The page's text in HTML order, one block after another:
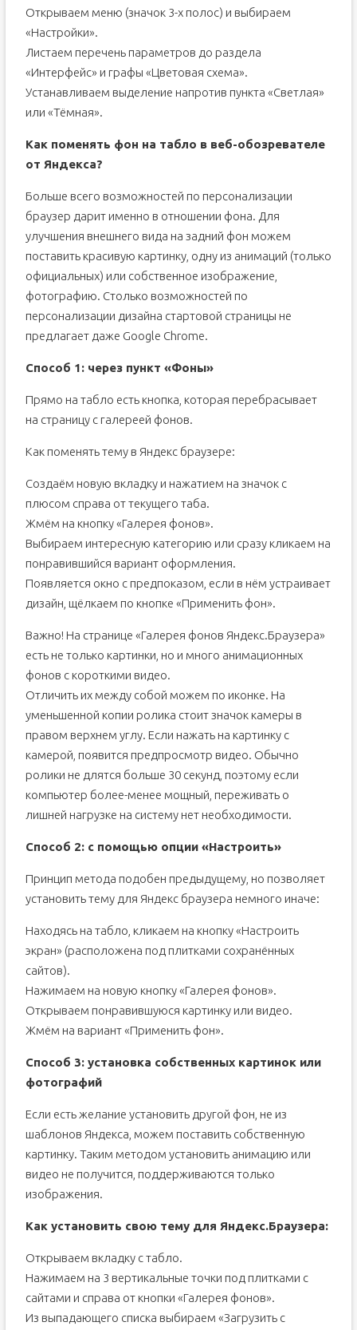
Открываем меню (значок 3-х полос) и выбираем
«Настройки».
Листаем перечень параметров до раздела
«Интерфейс» и графы «Цветовая схема».
Устанавливаем выделение напротив пункта «Светлая»
или «Тёмная».
Как поменять фон на табло в веб-обозревателе
от Яндекса?
Больше всего возможностей по персонализации
браузер дарит именно в отношении фона. Для
улучшения внешнего вида на задний фон можем
поставить красивую картинку, одну из анимаций (только
официальных) или собственное изображение,
фотографию. Столько возможностей по
персонализации дизайна стартовой страницы не
предлагает даже Google Chrome.
Способ 1: через пункт «Фоны»
Прямо на табло есть кнопка, которая перебрасывает
на страницу с галереей фонов.
Как поменять тему в Яндекс браузере:
Создаём новую вкладку и нажатием на значок с
плюсом справа от текущего таба.
Жмём на кнопку «Галерея фонов».
Выбираем интересную категорию или сразу кликаем на
понравившийся вариант оформления.
Появляется окно с предпоказом, если в нём устраивает
дизайн, щёлкаем по кнопке «Применить фон».
Важно! На странице «Галерея фонов Яндекс.Браузера»
есть не только картинки, но и много анимационных
фонов с короткими видео.
Отличить их между собой можем по иконке. На
уменьшенной копии ролика стоит значок камеры в
правом верхнем углу. Если нажать на картинку с
камерой, появится предпросмотр видео. Обычно
ролики не длятся больше 30 секунд, поэтому если
компьютер более-менее мощный, переживать о
лишней нагрузке на систему нет необходимости.
Способ 2: с помощью опции «Настроить»
Принцип метода подобен предыдущему, но позволяет
установить тему для Яндекс браузера немного иначе:
Находясь на табло, кликаем на кнопку «Настроить
экран» (расположена под плитками сохранённых
сайтов).
Нажимаем на новую кнопку «Галерея фонов».
Открываем понравившуюся картинку или видео.
Жмём на вариант «Применить фон».
Способ 3: установка собственных картинок или
фотографий
Если есть желание установить другой фон, не из
шаблонов Яндекса, можем поставить собственную
картинку. Таким методом установить анимацию или
видео не получится, поддерживаются только
изображения.
Как установить свою тему для Яндекс.Браузера:
Открываем вкладку с табло.
Нажимаем на 3 вертикальные точки под плитками с
сайтами и справа от кнопки «Галерея фонов».
Из выпадающего списка выбираем «Загрузить с